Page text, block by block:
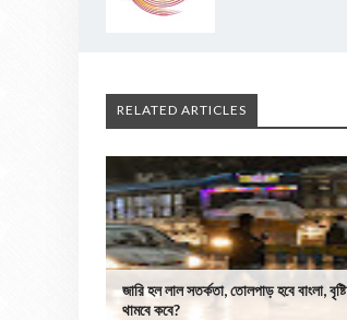
RELATED ARTICLES
জারি হল লাল সতর্কতা, তোলপাড় হবে বাংলা, বৃষ্টি
থামবে কবে?